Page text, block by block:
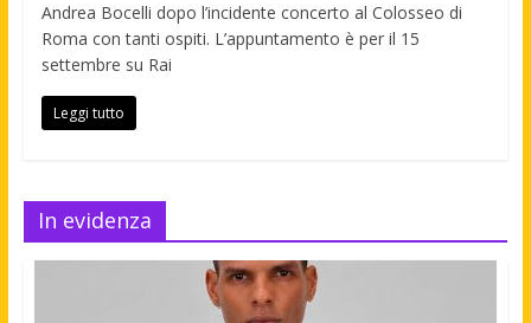
Andrea Bocelli dopo l’incidente concerto al Colosseo di
Roma con tanti ospiti. L’appuntamento è per il 15
settembre su Rai
Leggi tutto
In evidenza